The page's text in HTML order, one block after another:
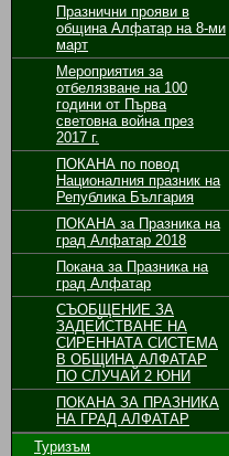
Празнични прояви в
община Алфатар на 8-ми
март
Мероприятия за
отбелязване на 100
години от Първа
световна война през
2017 г.
ПОКАНА по повод
Националния празник на
Република България
ПОКАНА за Празника на
град Алфатар 2018
Покана за Празника на
град Алфатар
СЪОБЩЕНИЕ ЗА
ЗАДЕЙСТВАНЕ НА
СИРЕННАТА СИСТЕМА
В ОБЩИНА АЛФАТАР
ПО СЛУЧАЙ 2 ЮНИ
ПОКАНА ЗА ПРАЗНИКА
НА ГРАД АЛФАТАР
Туризъм